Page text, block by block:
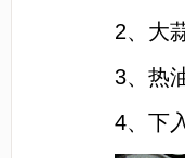
2、大
3、热
4、下